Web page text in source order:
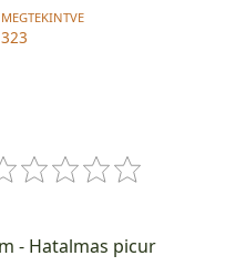
MEGTEKINTVE
323